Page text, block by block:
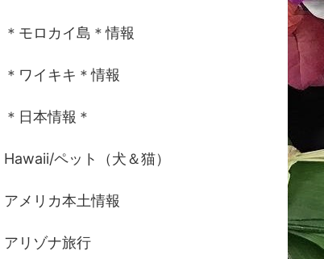
＊モロカイ島＊情報
＊ワイキキ＊情報
＊日本情報＊
Hawaii/ペット（犬＆猫）
アメリカ本土情報
アリゾナ旅行